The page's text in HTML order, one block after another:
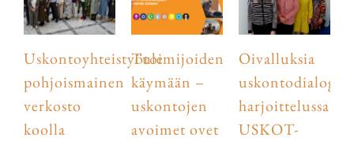
Uskontoyhteistyötoimijoiden
pohjoismainen
verkosto
koolla
Tule
käymään –
uskontojen
avoimet ovet
Oivalluksia
harjoittelussa
USKOT-